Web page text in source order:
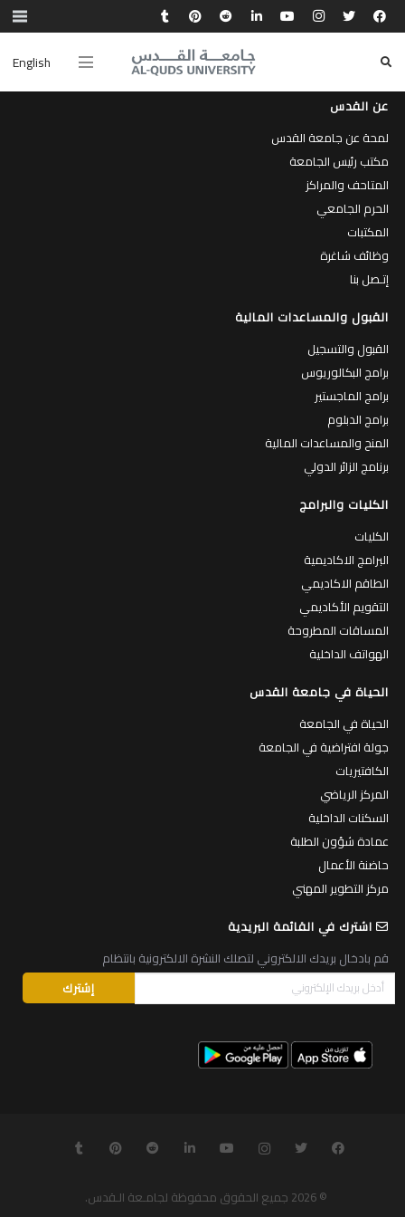
English
عن القدس
لمحة عن جامعة القدس
مكتب رئيس الجامعة
المتاحف والمراكز
الحرم الجامعي
المكتبات
وظائف شاغرة
إتـصل بنا
القبول والمساعدات المالية
القبول والتسجيل
برامج البكالوريوس
برامج الماجستير
برامج الدبلوم
المنح والمساعدات المالية
برنامج الزائر الدولي
الكليات والبرامج
الكليات
البرامج الاكاديمية
الطاقم الاكاديمي
التقويم الأكاديمي
المساقات المطروحة
الهواتف الداخلية
الحياة في جامعة القدس
الحياة في الجامعة
جولة افتراضية في الجامعة
الكافتيريات
المركز الرياضي
السكنات الداخلية
عمادة شؤون الطلبة
حاضنة الأعمال
مركز التطوير المهني
اشترك في القائمة البريدية
قم بادخال بريدك الالكتروني لتصلك النشرة الالكترونية بانتظام
© 2026 جميع الحقوق محفوظة لجامـعة الـقدس.